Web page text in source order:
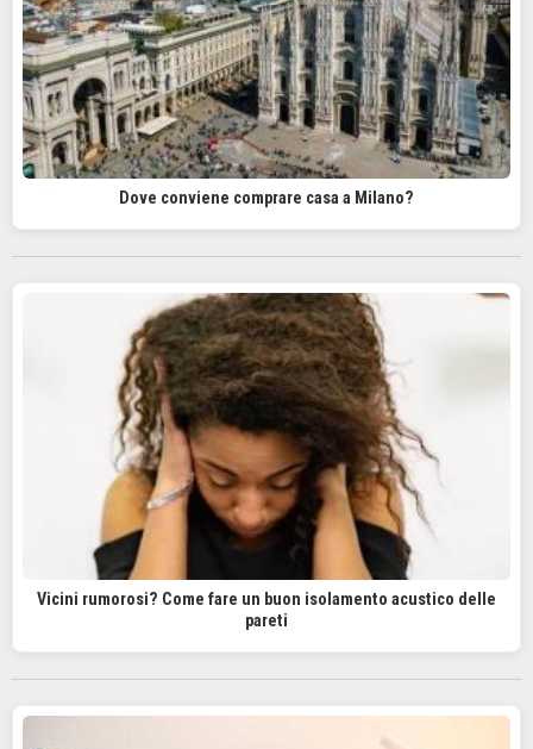
Dove conviene comprare casa a Milano?
Vicini rumorosi? Come fare un buon isolamento acustico delle
pareti